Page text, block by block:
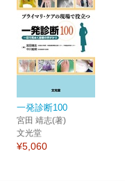
一発診断100
宮田 靖志(著)
文光堂
¥5,060